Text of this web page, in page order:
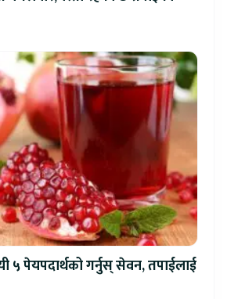
५ पेयपदार्थको गर्नुस् सेवन, तपाईलाई